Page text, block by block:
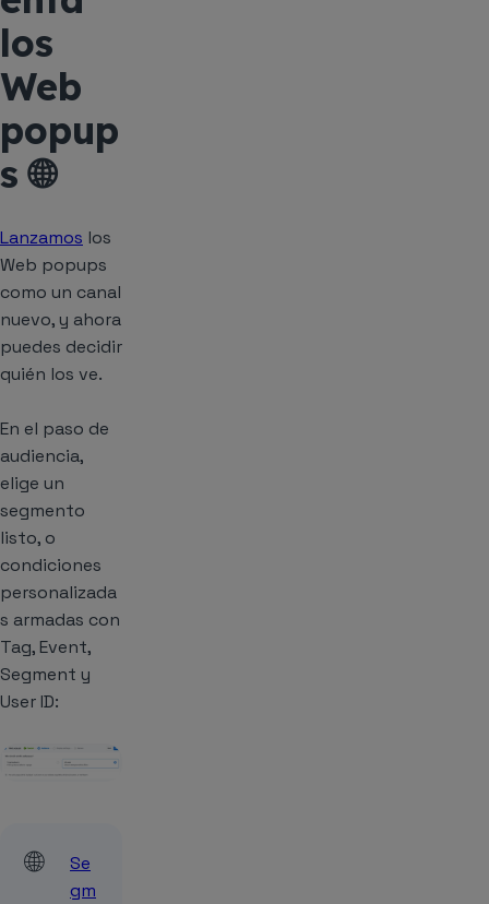
los
Web
popup
s 🌐
Lanzamos los
Web popups
como un canal
nuevo, y ahora
puedes decidir
quién los ve.
En el paso de
audiencia,
elige un
segmento
listo, o
condiciones
personalizada
s armadas con
Tag, Event,
Segment y
User ID:
🌐
Se
gm